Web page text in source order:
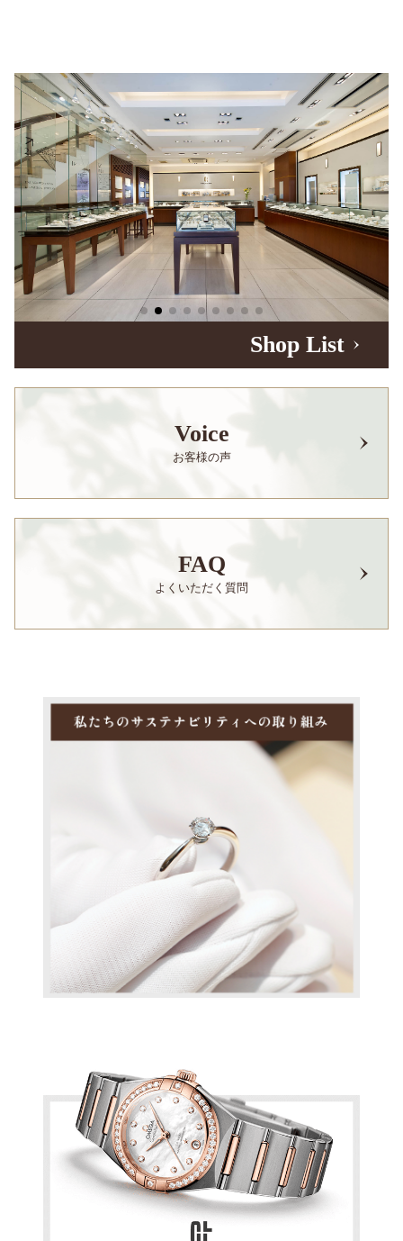
Shop List
Voice
お客様の声
FAQ
よくいただく質問